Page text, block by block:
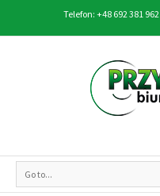
Telefon: +48 692 381 962
Go to...